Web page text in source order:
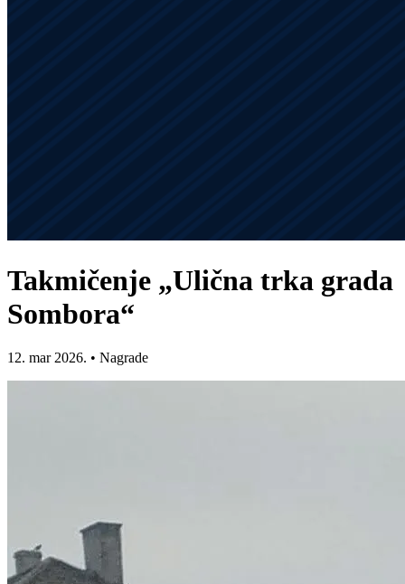
Takmičenje „Ulična trka grada
Sombora“
12. mar 2026. • Nagrade